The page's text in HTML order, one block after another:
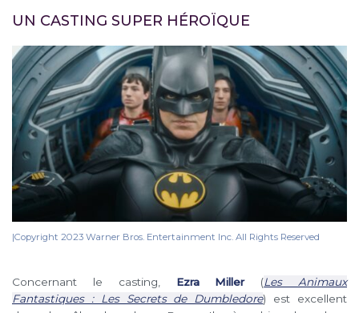
UN CASTING SUPER HÉROÏQUE
|Copyright 2023 Warner Bros. Entertainment Inc. All Rights Reserved
Concernant le casting, Ezra Miller(Les Animaux
Fantastiques : Les Secrets de Dumbledore) est excellent